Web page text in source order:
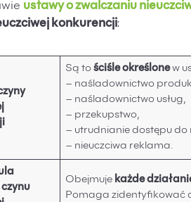
ustawy o zwalczaniu
konkurencji:
Są tościśle określonew
– naśladownictwo
– naśladownictwo usług,
– przekupstwo,
– utrudnianie dostępu do
– nieuczciwa reklama.
Obejmuje każde
Pomaga zidentyfikować